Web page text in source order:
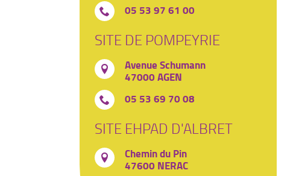
05 53 97 61 00
SITE DE POMPEYRIE
Avenue Schumann
47000 AGEN
05 53 69 70 08
SITE EHPAD D'ALBRET
Chemin du Pin
47600 NERAC